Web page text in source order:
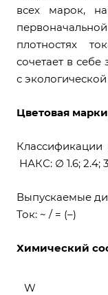
всех марок,
плотностях
сочетает в себе
с
Цветовая
НАКС: ∅ 1.6; 2.4;
Выпускаемые
Ток: ~ / = (–)
Химический
W